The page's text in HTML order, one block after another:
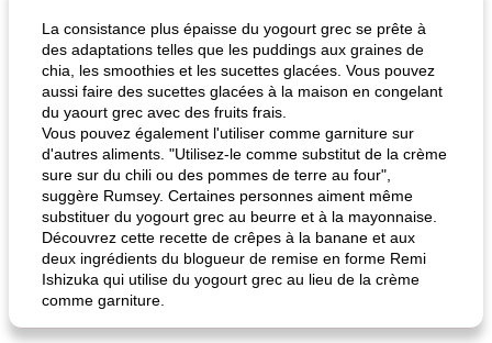
pois chiches rôtis aux épices amandes au cheddar rôti
La consistance plus épaisse du yogourt grec se prête à
des adaptations telles que les puddings aux graines de
chia, les smoothies et les sucettes glacées. Vous pouvez
aussi faire des sucettes glacées à la maison en congelant
du yaourt grec avec des fruits frais.
Vous pouvez également l'utiliser comme garniture sur
d'autres aliments. "Utilisez-le comme substitut de la crème
sure sur du chili ou des pommes de terre au four",
suggère Rumsey. Certaines personnes aiment même
substituer du yogourt grec au beurre et à la mayonnaise.
Découvrez cette recette de crêpes à la banane et aux
deux ingrédients du blogueur de remise en forme Remi
Ishizuka qui utilise du yogourt grec au lieu de la crème
comme garniture.